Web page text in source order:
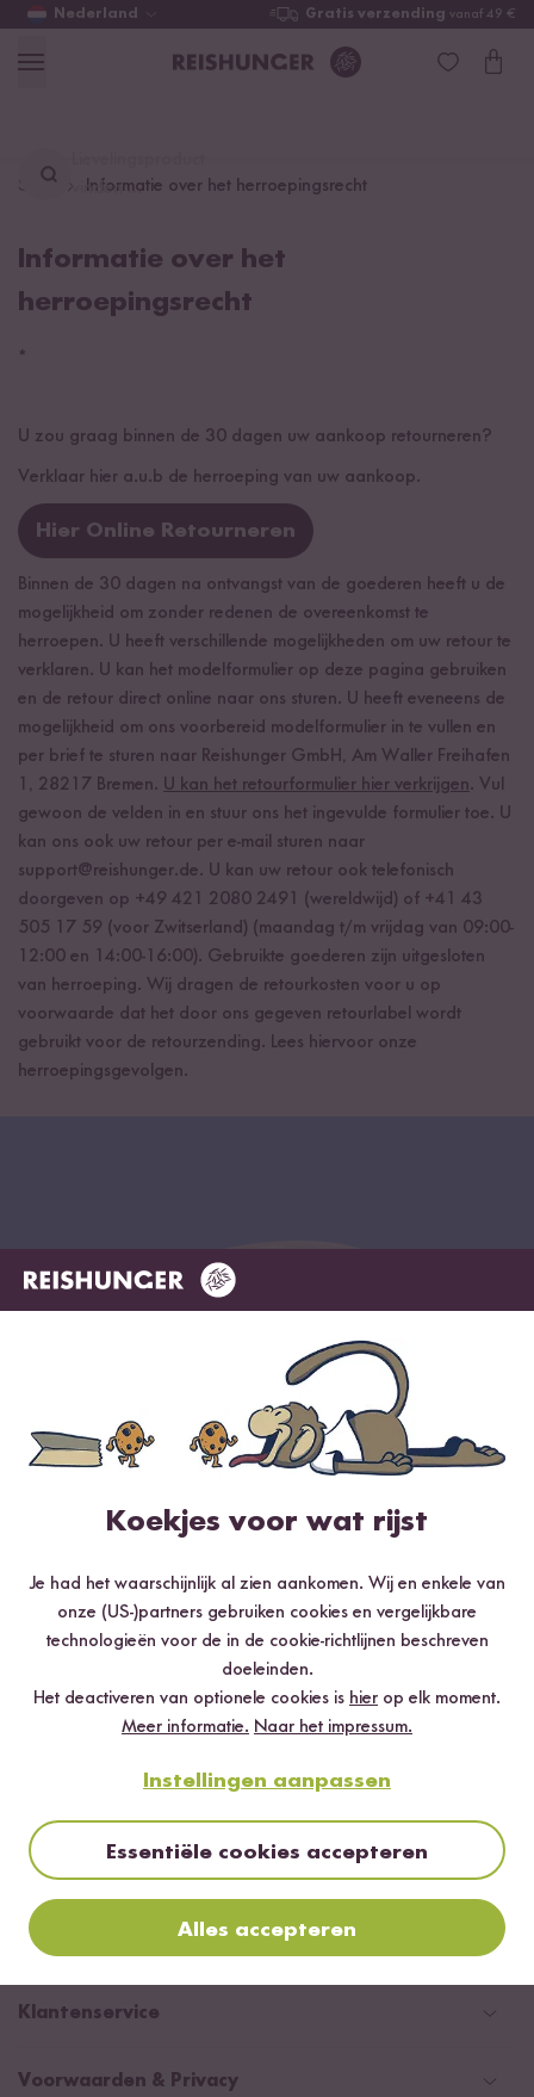
Nederland Gratis verzending vanaf 49 €
vinden ...
Start Informatie over het herroepingsrecht
Informatie over het
herroepingsrecht
*
U zou graag binnen de 30 dagen uw aankoop retourneren?
Verklaar hier a.u.b de herroeping van uw aankoop.
Hier Online Retourneren
Binnen de 30 dagen na ontvangst van de goederen heeft u de
mogelijkheid om zonder redenen de overeenkomst te
herroepen. U heeft verschillende mogelijkheden om uw retour te
verklaren. U kan het modelformulier op deze pagina gebruiken
en de retour direct online naar ons sturen. U heeft eveneens de
mogelijkheid om ons voorbereid modelformulier in te vullen en
per brief te sturen naar Reishunger GmbH, Am Waller Freihafen
1, 28217 Bremen. U kan het retourformulier hier verkrijgen. Vul
gewoon de velden in en stuur ons het ingevulde formulier toe. U
kan ons ook uw retour per e-mail sturen naar
support@reishunger.de. U kan uw retour ook telefonisch
doorgeven op +49 421 2080 2491 (wereldwijd) of +41 43
505 17 59 (voor Zwitserland) (maandag t/m vrijdag van 09:00-
12:00 en 14:00-16:00). Gebruikte goederen zijn uitgesloten
van herroeping. Wij dragen de retourkosten voor u op
voorwaarde dat het door ons gegeven retourlabel wordt
gebruikt voor de retourzending. Lees hiervoor onze
herroepingsgevolgen.
Ontdek kookwerelden vol rijst, exclusieve
aanbiedingen & jouw welkomstgeschenk
Inschrijven
Land veranderen
Duitsland
Klantenservice
Help Center (FAQ)
Voorwaarden & Privacy
Koekjes voor wat rijst
Je had het waarschijnlijk al zien aankomen. Wij en enkele van
onze (US-)partners gebruiken cookies en vergelijkbare
technologieën voor de in de cookie-richtlijnen beschreven
doeleinden.
Het deactiveren van optionele cookies is hier op elk moment.
Meer informatie. Naar het impressum.
Instellingen aanpassen
Essentiële cookies accepteren
Alles accepteren